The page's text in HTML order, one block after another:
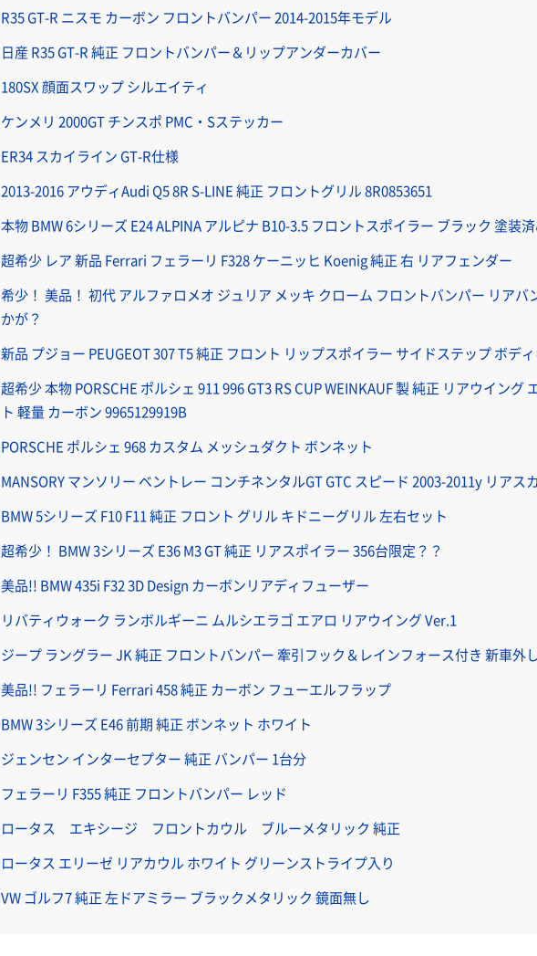
R35 GT-R ニスモ カーボン フロントバンパー 2014-2015年モデル
日産 R35 GT-R 純正 フロントバンパー＆リップアンダーカバー
180SX 顔面スワップ シルエイティ
ケンメリ 2000GT チンスポ PMC・Sステッカー
ER34 スカイライン GT-R仕様
2013-2016 アウディAudi Q5 8R S-LINE 純正 フロントグリル 8R0853651
本物 BMW 6シリーズ E24 ALPINA アルピナ B10-3.5 フロントスポイラー ブラック 塗装
超希少 レア 新品 Ferrari フェラーリ F328 ケーニッヒ Koenig 純正 右 リアフェンダー
希少！ 美品！ 初代 アルファロメオ ジュリア メッキ クローム フロントバンパー リアバ
かが？
新品 プジョー PEUGEOT 307 T5 純正 フロント リップスポイラー サイドステップ ボディ
超希少 本物 PORSCHE ポルシェ 911 996 GT3 RS CUP WEINKAUF 製 純正 リアウイング
ト 軽量 カーボン 9965129919B
PORSCHE ポルシェ 968 カスタム メッシュダクト ボンネット
MANSORY マンソリー ベントレー コンチネンタルGT GTC スピード 2003-2011y リアス
BMW 5シリーズ F10 F11 純正 フロント グリル キドニーグリル 左右セット
超希少！ BMW 3シリーズ E36 M3 GT 純正 リアスポイラー 356台限定？？
美品!! BMW 435i F32 3D Design カーボンリアディフューザー
リバティウォーク ランボルギーニ ムルシエラゴ エアロ リアウイング Ver.1
ジープ ラングラー JK 純正 フロントバンパー 牽引フック＆レインフォース付き 新車外
美品!! フェラーリ Ferrari 458 純正 カーボン フューエルフラップ
BMW 3シリーズ E46 前期 純正 ボンネット ホワイト
ジェンセン インターセプター 純正 バンパー 1台分
フェラーリ F355 純正 フロントバンパー レッド
ロータス エキシージ フロントカウル ブルーメタリック 純正
ロータス エリーゼ リアカウル ホワイト グリーンストライプ入り
VW ゴルフ7 純正 左ドアミラー ブラックメタリック 鏡面無し